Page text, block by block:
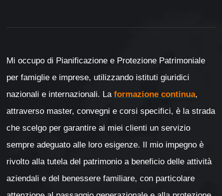
Mi occupo di Pianificazione e Protezione Patrimoniale
per famiglie e imprese, utilizzando istituti giuridici
nazionali e internazionali. La formazione continua,
attraverso master, convegni e corsi specifici, è la strada
che scelgo per garantire ai miei clienti un servizio
sempre adeguato alle loro esigenze. Il mio impegno è
rivolto alla tutela del patrimonio a beneficio delle attività
aziendali e del benessere familiare, con particolare